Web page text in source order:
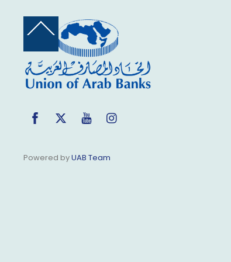
Back
Top
Facebook
Twitter YouTube
Powered byUAB Team